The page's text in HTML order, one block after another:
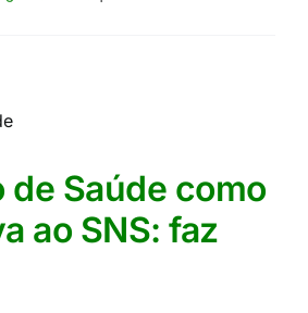
de Saúde como
ao SNS: faz